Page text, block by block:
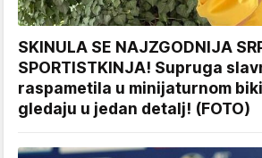
SKINULA SE NAJZGODNIJA
SPORTISTKINJA! Supruga
raspametila u minijaturnom
gledaju u jedan detalj! (FOTO)